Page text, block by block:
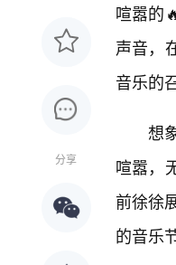
分享
喧嚣的
声音，
音乐的
想
喧嚣，
前徐徐
的音乐